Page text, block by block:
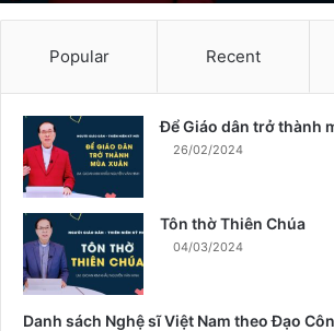
ở
à
Popular Recent
Để Giáo dân trở thành
26/02/2024
Tôn thờ Thiên Chúa
04/03/2024
Danh sách Nghệ sĩ Việt Nam theo Đạo